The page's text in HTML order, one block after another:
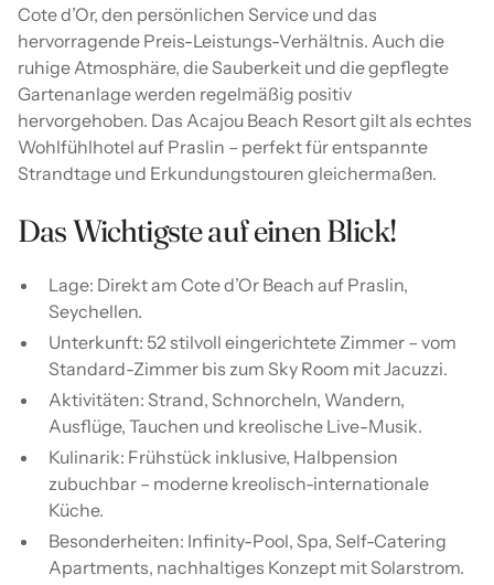
Cote d’Or, den persönlichen Service und das
hervorragende Preis-Leistungs-Verhältnis. Auch die
ruhige Atmosphäre, die Sauberkeit und die gepflegte
Gartenanlage werden regelmäßig positiv
hervorgehoben. Das Acajou Beach Resort gilt als echtes
Wohlfühlhotel auf Praslin – perfekt für entspannte
Strandtage und Erkundungstouren gleichermaßen.
Das Wichtigste auf einen Blick!
Lage: Direkt am Cote d’Or Beach auf Praslin,
Seychellen.
Unterkunft: 52 stilvoll eingerichtete Zimmer – vom
Standard-Zimmer bis zum Sky Room mit Jacuzzi.
Aktivitäten: Strand, Schnorcheln, Wandern,
Ausflüge, Tauchen und kreolische Live-Musik.
Kulinarik: Frühstück inklusive, Halbpension
zubuchbar – moderne kreolisch-internationale
Küche.
Besonderheiten: Infinity-Pool, Spa, Self-Catering
Apartments, nachhaltiges Konzept mit Solarstrom.